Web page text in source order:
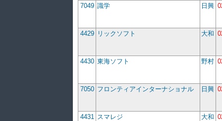
7049 識学 日興
4429 リックソフト 大和
4430 東海ソフト 野村
7050 フロンティアインターナショナル 日興
4431 スマレジ 大和